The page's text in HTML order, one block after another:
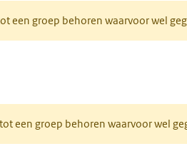
een groep behoren waarvoor wel
een groep behoren waarvoor wel